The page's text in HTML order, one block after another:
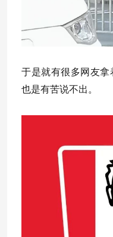
于是就有很多网友
也是有苦说不出。